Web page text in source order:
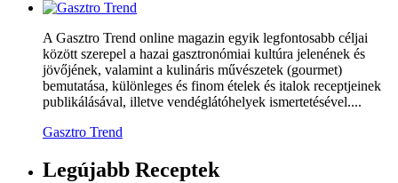
A Gasztro Trend online magazin egyik legfontosabb céljai
között szerepel a hazai gasztronómiai kultúra jelenének és
jövőjének, valamint a kulináris művészetek (gourmet)
bemutatása, különleges és finom ételek és italok receptjeinek
publikálásával, illetve vendéglátóhelyek ismertetésével....
Gasztro Trend
Legújabb Receptek